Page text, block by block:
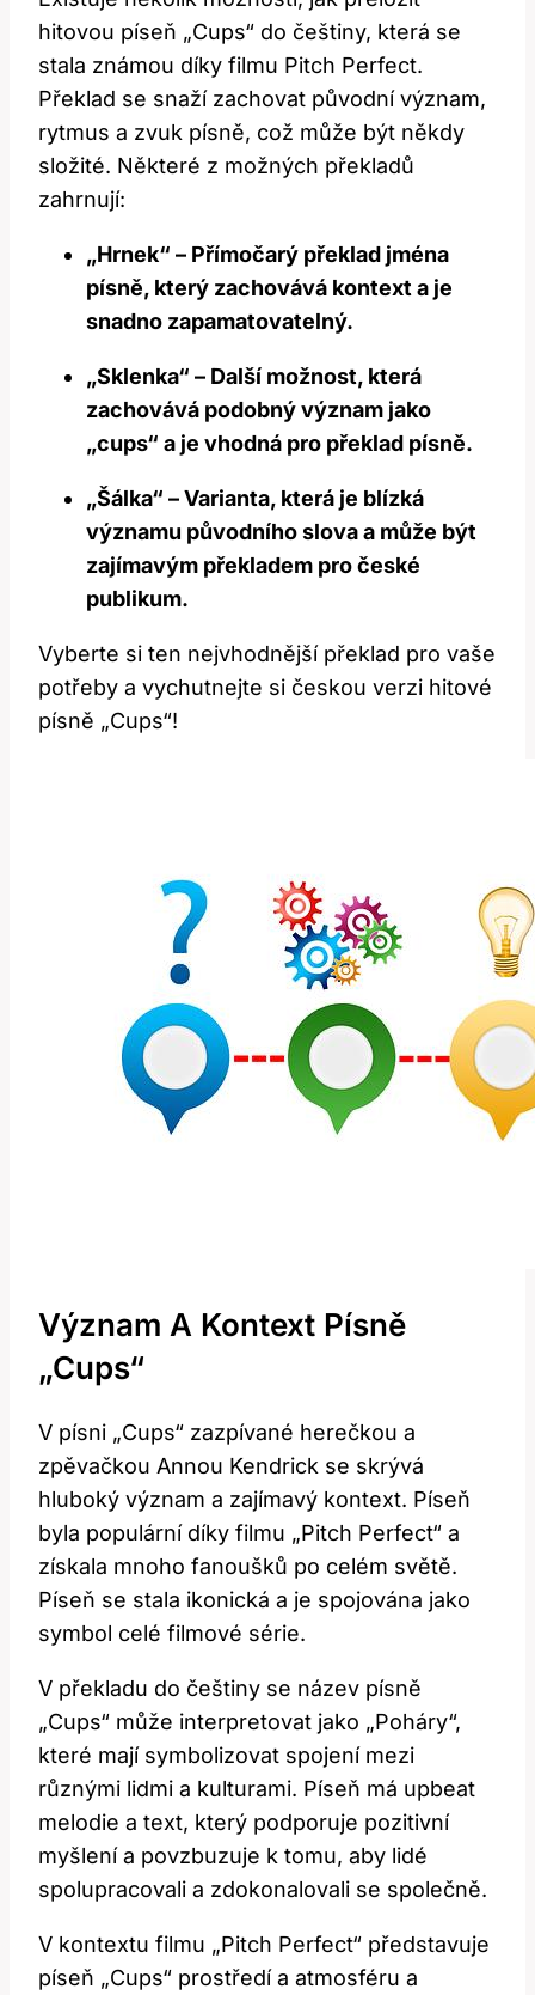
hitovou píseň „Cups“ do češtiny, která se
stala známou díky filmu Pitch Perfect.
Překlad se snaží zachovat původní význam,
rytmus a zvuk písně, což může být někdy
složité. Některé z možných překladů
zahrnují:
„Hrnek“ – Přímočarý překlad jména
písně, který zachovává kontext a je
snadno zapamatovatelný.
„Sklenka“ – Další možnost, která
zachovává podobný význam jako
„cups“ a je vhodná pro překlad písně.
„Šálka“ – Varianta, která je blízká
významu původního slova a může být
zajímavým překladem pro české
publikum.
Vyberte si ten nejvhodnější překlad pro vaše
potřeby a vychutnejte si českou verzi hitové
písně „Cups“!
Význam A Kontext Písně
„Cups“
V písni „Cups“ zazpívané herečkou a
zpěvačkou Annou Kendrick se skrývá
hluboký význam a zajímavý kontext. Píseň
byla populární díky filmu „Pitch Perfect“ a
získala mnoho fanoušků po celém světě.
Píseň se stala ikonická a je spojována jako
symbol celé filmové série.
V překladu do češtiny se název písně
„Cups“ může interpretovat jako „Poháry“,
které mají symbolizovat spojení mezi
různými lidmi a kulturami. Píseň má upbeat
melodie a text, který podporuje pozitivní
myšlení a povzbuzuje k tomu, aby lidé
spolupracovali a zdokonalovali se společně.
V kontextu filmu „Pitch Perfect“ představuje
píseň „Cups“ prostředí a atmosféru a